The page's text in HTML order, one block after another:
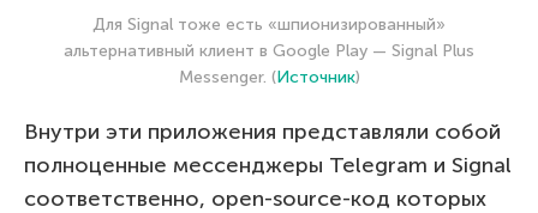
Для Signal тоже есть «шпионизированный»
альтернативный клиент в Google Play — Signal Plus
Messenger. (Источник)
Внутри эти приложения представляли собой
полноценные мессенджеры Telegram и Signal
соответственно, open-source-код которых